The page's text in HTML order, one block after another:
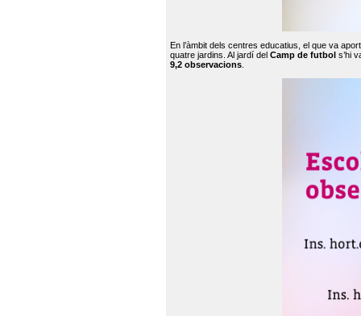
En l’àmbit dels centres educatius, el que va
quatre jardins. Al jardí del Camp de futbol s’hi
9,2 observacions